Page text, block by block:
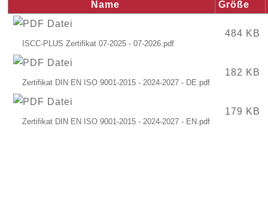
Name Größe
484 KB
182 KB
179 KB